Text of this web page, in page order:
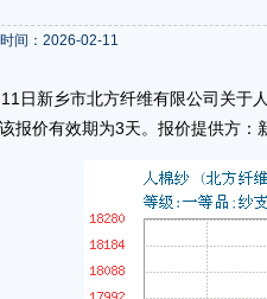
间：2026-02-11
日新乡市北方纤维有限公司关于
报价有效期为3天。报价提供方：